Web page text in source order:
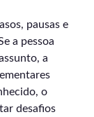
pausas e
a pessoa
a
o
desafios